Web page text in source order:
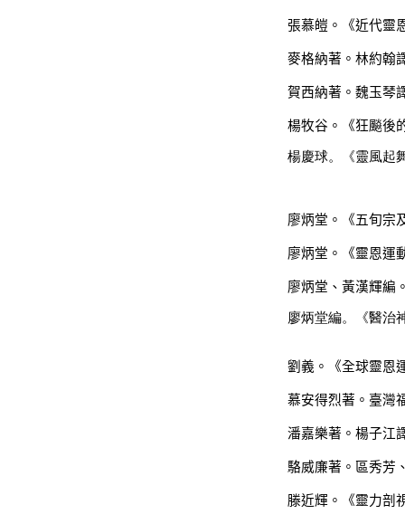
張慕皚。《近代靈
麥格納著。林約翰
賀西納著。魏玉琴
楊牧谷。《狂飈後
楊慶球。《靈風起
廖炳堂。《五旬宗
廖炳堂。《靈恩運
廖炳堂、黃漢輝編
廖炳堂編。《醫治
劉義。《全球靈恩
慕安得烈著。臺灣
潘嘉樂著。楊子江
駱威廉著。區秀芳
滕近輝。《靈力剖